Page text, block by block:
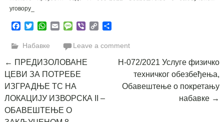
уговору_
Facebook
TwitterWhatsApp
EmailMessage
ViberCopy
Набавке Leave a comment
Post
navigation
← ПРЕДИЗОЛОВАНЕ
ЦЕВИ ЗА ПОТРЕБЕ
ИЗГРАДЊЕ ТС НА
ЛОКАЦИЈУ ИЗВОРСКА II –
ОБАВЕШТЕЊЕ О
Н-072/2021 Услуге физичко
техничког обезбеђења,
Обавештење о покретању
набавке →